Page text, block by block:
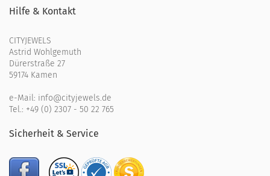
Hilfe & Kontakt
CITYJEWELS
Astrid Wohlgemuth
Dürerstraße 27
59174 Kamen
e-Mail: info@cityjewels.de
Tel.: +49 (0) 2307 - 50 22 765
Sicherheit & Service